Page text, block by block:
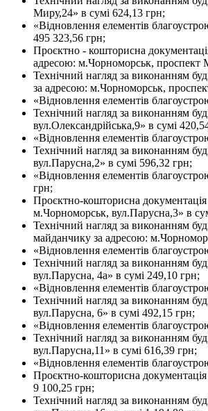
Миру,24» в сумі 624,13 грн;
«Відновлення елементів
495 323,56 грн;
Проєктно - кошторисна
адресою: м.Чорноморськ, проспект
Технічний нагляд за виконанням
за адресою: м.Чорноморськ,
«Відновлення елементів
Технічний нагляд за виконанням
вул.Олександрійська,9» в сумі
«Відновлення елементів
Технічний нагляд за виконанням
вул.Парусна,2» в сумі 596,32 грн;
«Відновлення елементів
грн;
Проєктно-кошторисна
м.Чорноморськ, вул.Парусна,3» в
Технічний нагляд за виконанням
майданчику за адресою:
«Відновлення елементів
Технічний нагляд за виконанням
вул.Парусна, 4а» в сумі 249,10 грн;
«Відновлення елементів
Технічний нагляд за виконанням
вул.Парусна, 6» в сумі 492,15 грн;
«Відновлення елементів
Технічний нагляд за виконанням
вул.Парусна,11» в сумі 616,39 грн;
«Відновлення елементів
Проєктно-кошторисна
9 100,25 грн;
Технічний нагляд за виконанням